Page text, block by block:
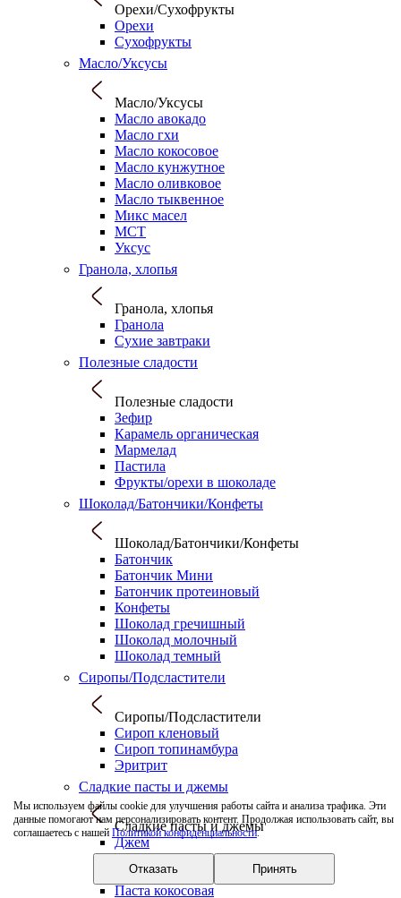
Мы используем файлы cookie для улучшения работы сайта и анализа трафика. Эти
данные помогают нам персонализировать контент. Продолжая использовать сайт, вы
соглашаетесь с нашей Политикой конфиденциальности.
Отказать Принять
Орехи/Сухофрукты
Орехи
Сухофрукты
Масло/Уксусы
Масло/Уксусы
Масло авокадо
Масло гхи
Масло кокосовое
Масло кунжутное
Масло оливковое
Масло тыквенное
Микс масел
МСТ
Уксус
Гранола, хлопья
Гранола, хлопья
Гранола
Сухие завтраки
Полезные сладости
Полезные сладости
Зефир
Карамель органическая
Мармелад
Пастила
Фрукты/орехи в шоколаде
Шоколад/Батончики/Конфеты
Шоколад/Батончики/Конфеты
Батончик
Батончик Мини
Батончик протеиновый
Конфеты
Шоколад гречишный
Шоколад молочный
Шоколад темный
Сиропы/Подсластители
Сиропы/Подсластители
Сироп кленовый
Сироп топинамбура
Эритрит
Сладкие пасты и джемы
Сладкие пасты и джемы
Джем
Паста арахисовая
Паста кешью
Паста кокосовая